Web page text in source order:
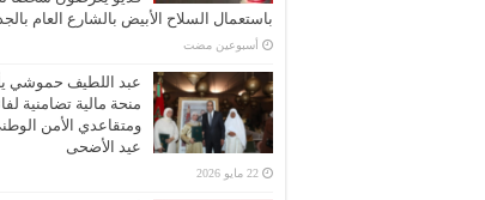
باستعمال السلاح الأبيض بالشارع العام
‏أسبوعين مضت
عبد اللطيف حموشي
منحة مالية تضامنية
ومتقاعدي الأمن
عيد الأضحى
22 مايو 2026